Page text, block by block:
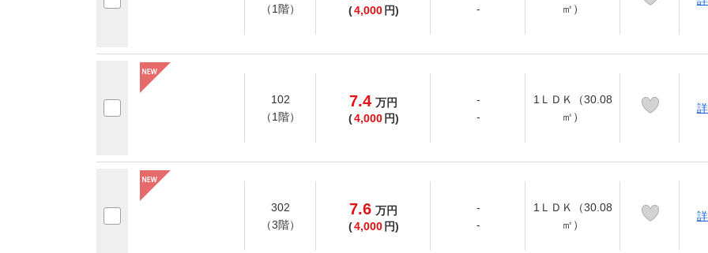
（1階）
(4,000 円)
-
㎡）
102
（1階）
7.4 万円
(4,000 円)
-
-
1ＬＤＫ（30.08
㎡）
302
（3階）
7.6 万円
(4,000 円)
-
-
1ＬＤＫ（30.08
㎡）